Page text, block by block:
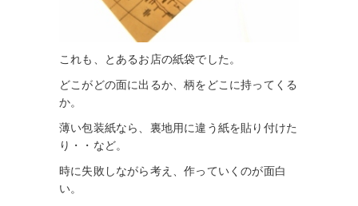
これも、とあるお店の紙袋でした。
どこがどの面に出るか、柄をどこに持ってくる
か。
薄い包装紙なら、裏地用に違う紙を貼り付けた
り・・など。
時に失敗しながら考え、作っていくのが面白
い。